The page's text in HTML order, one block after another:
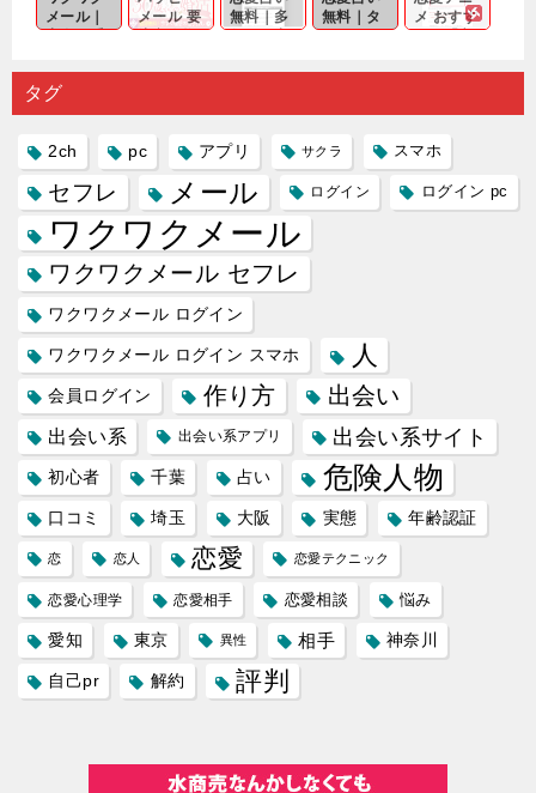
メール｜
り会った
人に軽...
メール 要
するので
無料｜多
プリの内
無料｜タ
る人に恋
メ おすす
雑で素人
タグ
2ch pc アプリ サクラ スマホ
セフレ メール ログイン ログイン pc
ワクワクメール
ワクワクメール セフレ
ワクワクメール ログイン
ワクワクメール ログイン スマホ 人
会員ログイン 作り方 出会い
出会い系 出会い系アプリ 出会い系サイト
初心者 千葉 占い 危険人物
口コミ 埼玉 大阪 実態 年齢認証
恋 恋人 恋愛 恋愛テクニック
恋愛心理学 恋愛相手 恋愛相談 悩み
愛知 東京 異性 相手 神奈川
自己pr 解約 評判